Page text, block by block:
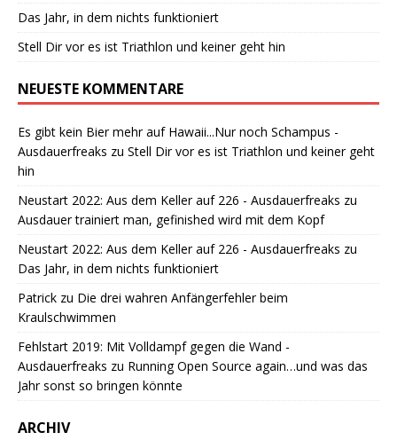
Das Jahr, in dem nichts funktioniert
Stell Dir vor es ist Triathlon und keiner geht hin
NEUESTE KOMMENTARE
Es gibt kein Bier mehr auf Hawaii...Nur noch Schampus -
Ausdauerfreaks zu Stell Dir vor es ist Triathlon und keiner geht
hin
Neustart 2022: Aus dem Keller auf 226 - Ausdauerfreaks zu
Ausdauer trainiert man, gefinished wird mit dem Kopf
Neustart 2022: Aus dem Keller auf 226 - Ausdauerfreaks zu
Das Jahr, in dem nichts funktioniert
Patrick zu Die drei wahren Anfängerfehler beim
Kraulschwimmen
Fehlstart 2019: Mit Volldampf gegen die Wand -
Ausdauerfreaks zu Running Open Source again…und was das
Jahr sonst so bringen könnte
ARCHIV